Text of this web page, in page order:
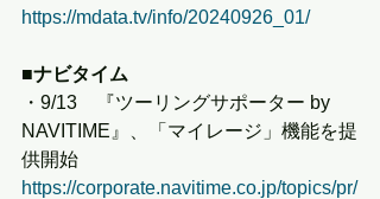
https://mdata.tv/info/20240926_01/
■ナビタイム
・9/13　『ツーリングサポーター by
NAVITIME』、「マイレージ」機能を提
供開始
https://corporate.navitime.co.jp/topics/pr/